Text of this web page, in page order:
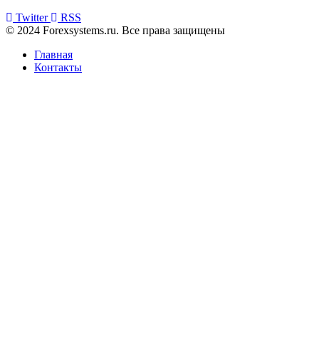
Twitter
RSS
© 2024 Forexsystems.ru. Все права защищены
Главная
Контакты